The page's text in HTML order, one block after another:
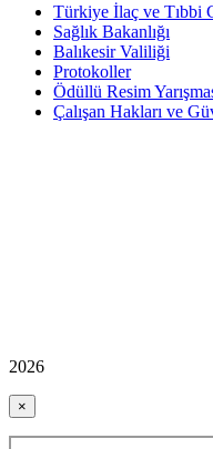
Türkiye İlaç ve Tıbbi
Sağlık Bakanlığı
Balıkesir Valiliği
Protokoller
Ödüllü Resim
Çalışan Hakları ve
2026
×